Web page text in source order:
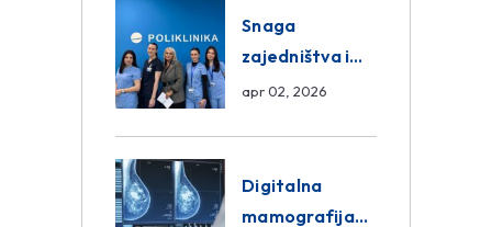
Snaga
zajedništva i
razmjena
Group
apr 02, 2026
Digitalna
mamografija